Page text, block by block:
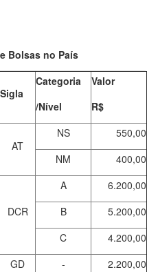
Bolsas no País
Sigla
Categoria
/Nível
Valor
R$
AT
NS
550,00
NM
400,00
DCR
A
6.200,00
B
5.200,00
C
4.200,00
GD -
2.200,00